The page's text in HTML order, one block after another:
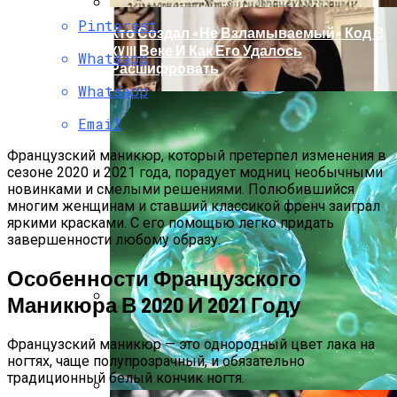
Раскрась Свой Год: Какой Цвет
Принесет Тебе Успех В 2026 Году По
Знаку Зодиака
Кто Создал «не Взламываемый» Код В
XVIII Веке И Как Его Удалось
Расшифровать
Pinterest
Whatsapp
Whatsapp
Email
Французский маникюр, который претерпел изменения в
сезоне 2020 и 2021 года, порадует модниц необычными
новинками и смелыми решениями. Полюбившийся
многим женщинам и ставший классикой френч заиграл
яркими красками. С его помощью легко придать
завершенности любому образу.
Особенности Французского
Маникюра В 2020 И 2021 Году
Французский маникюр — это однородный цвет лака на
ногтях, чаще полупрозрачный, и обязательно
традиционный белый кончик ногтя.